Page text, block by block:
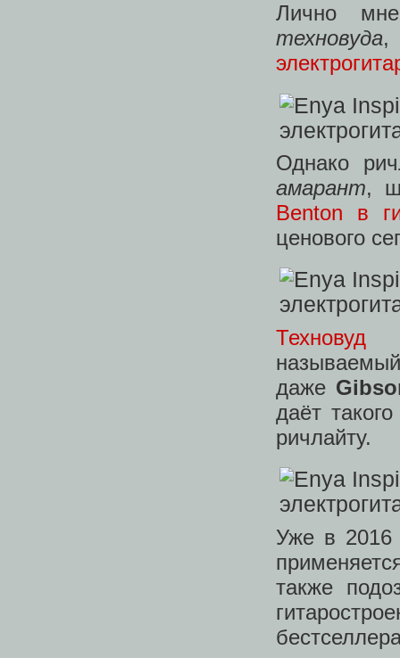
Лично
техновуда,
Однако
амарант,
Benton в
ценового
Техновуд
даже
даёт
ричлайту.
Уже в 2016
также